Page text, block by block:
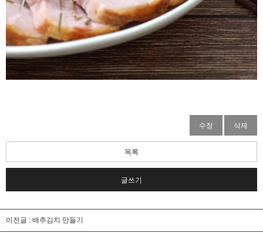
수정 삭제
목록
글쓰기
이전글 : 배추김치 만들기